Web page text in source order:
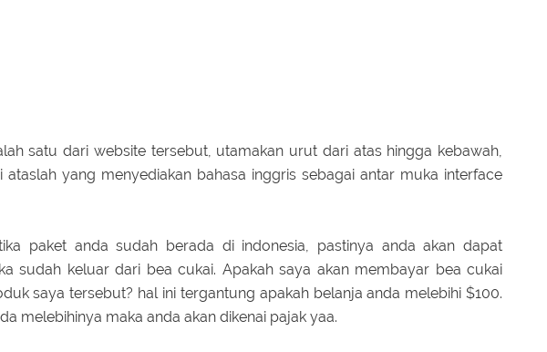
satu dari website tersebut, utamakan urut dari atas hingga kebawah,
ataslah yang menyediakan bahasa inggris sebagai antar muka interface
paket anda sudah berada di indonesia, pastinya anda akan dapat
sudah keluar dari bea cukai. Apakah saya akan membayar bea cukai
saya tersebut? hal ini tergantung apakah belanja anda melebihi $100.
melebihinya maka anda akan dikenai pajak yaa.